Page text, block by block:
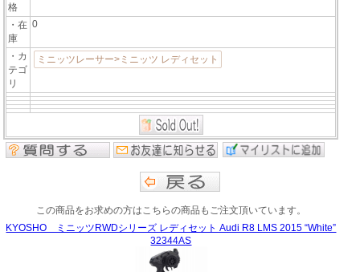
格
・在
庫
0
・カ
テゴ
リ
ミニッツレーサー>ミニッツ レディセット
この商品をお求めの方はこちらの商品もご注文頂いています。
KYOSHO ミニッツRWDシリーズ レディセット Audi R8 LMS 2015 “White”
32344AS